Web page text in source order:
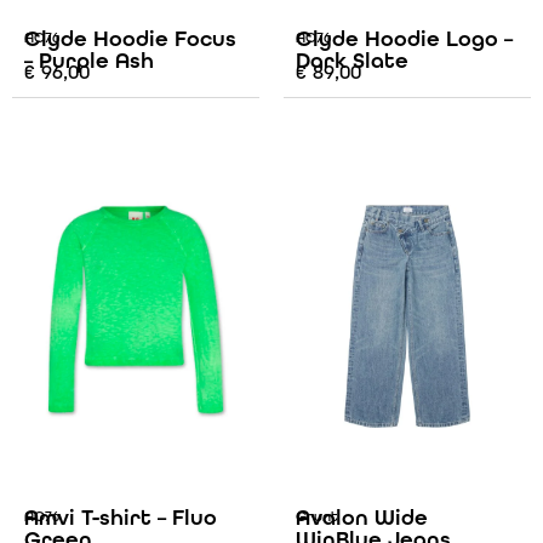
AO76
Clyde Hoodie Focus
– Purple Ash
€ 96,00
AO76
Clyde Hoodie Logo –
Dark Slate
€89,00
AO76
Amvi T-shirt – Fluo
Grunt
Avalon Wide